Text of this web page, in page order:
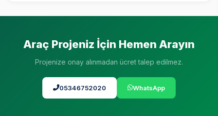
Araç Projeniz İçin Hemen Arayın
Projenize onay alınmadan ücret talep edilmez.
05346752020 WhatsApp